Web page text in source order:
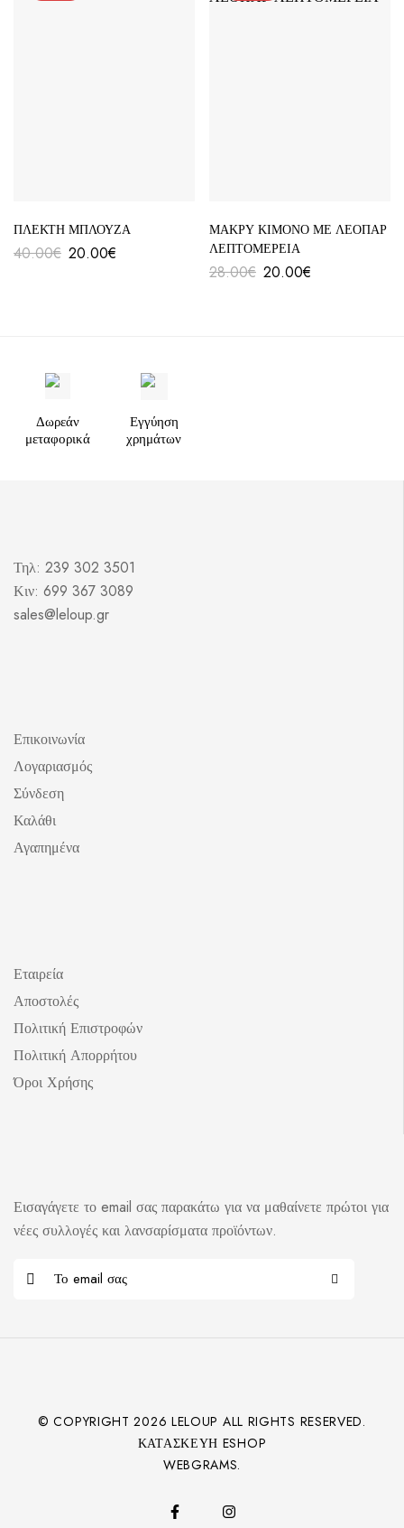
ΠΛΕΚΤΗ ΜΠΛΟΥΖΑ
40.00€ 20.00€
ΜΑΚΡΥ ΚΙΜΟΝΟ ΜΕ ΛΕΟΠΑΡ
ΛΕΠΤΟΜΕΡΕΙΑ
28.00€ 20.00€
Δωρεάν
μεταφορικά
Εγγύηση
χρημάτων
Τηλ: 239 302 3501
Κιν: 699 367 3089
sales@leloup.gr
Επικοινωνία
Λογαριασμός
Σύνδεση
Καλάθι
Αγαπημένα
Εταιρεία
Αποστολές
Πολιτική Επιστροφών
Πολιτική Απορρήτου
Όροι Χρήσης
Εισαγάγετε το email σας παρακάτω για να μαθαίνετε πρώτοι για
νέες συλλογές και λανσαρίσματα προϊόντων.
© COPYRIGHT2026 LELOUP ALL RIGHTS RESERVED.
ΚΑΤΑΣΚΕΥΉ ESHOP
WEBGRAMS.